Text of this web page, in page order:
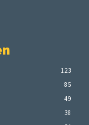
123
85
49
38